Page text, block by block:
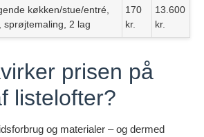
køkken/stue/entré,
sprøjtemaling, 2 lag
170
kr.
13.600
kr.
prisen på
listelofter?
og materialer – og dermed